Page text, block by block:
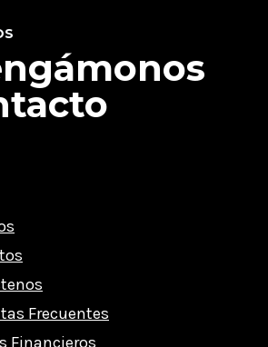
Frecuentes
Financieros